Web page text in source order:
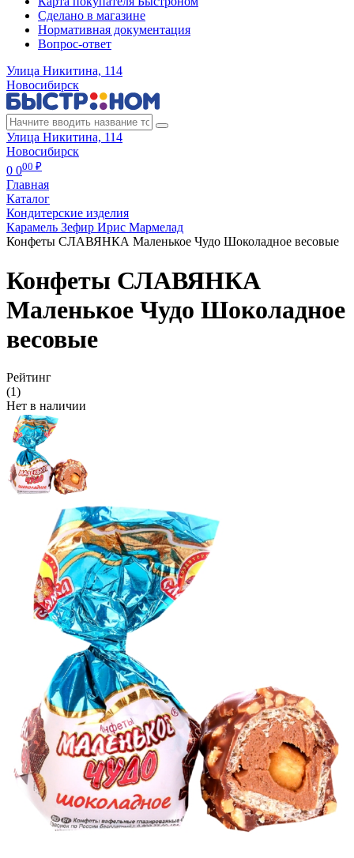
Сделано в магазине
Нормативная документация
Вопрос-ответ
Улица Никитина, 114
Новосибирск
Улица Никитина, 114
Новосибирск
0 000 ₽
Главная
Каталог
Кондитерские изделия
Карамель Зефир Ирис Мармелад
Конфеты СЛАВЯНКА Маленькое Чудо Шоколадное весовые
Конфеты СЛАВЯНКА
Маленькое Чудо Шоколадное
весовые
Рейтинг
(1)
Нет в наличии